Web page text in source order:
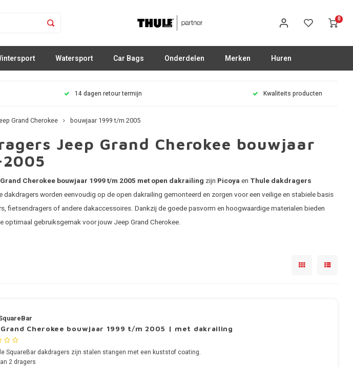
0
Watersport Car Bags Onderdelen Merken Huren
14 dagen retour termijn Kwaliteits producten
Grand Cherokee bouwjaar 1999 t/m 2005
Jeep Grand Cherokee bouwjaar
Cherokee bouwjaar 1999 t/m 2005 met open dakrailing zijn Picoya en Thule dakdragers
dakdragers worden eenvoudig op de open dakrailing gemonteerd en zorgen voor een veilige en stabiele basis
fietsendragers of andere dakaccessoires. Dankzij de goede pasvorm en hoogwaardige materialen bieden
optimaal gebruiksgemak voor jouw Jeep Grand Cherokee.
Grand Cherokee bouwjaar 1999 t/m 2005 | met dakrailing
SquareBar dakdragers zijn stalen stangen met een kuststof coating.
2 dragers